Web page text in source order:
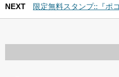
NEXT
限定無料スタンプ::『ポ